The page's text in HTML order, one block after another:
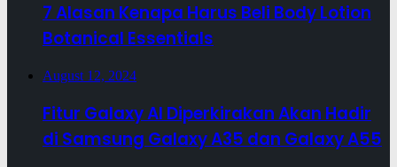
7 Alasan Kenapa Harus Beli Body Lotion
Botanical Essentials
August 12, 2024
Fitur Galaxy AI Diperkirakan Akan Hadir
di Samsung Galaxy A35 dan Galaxy A55